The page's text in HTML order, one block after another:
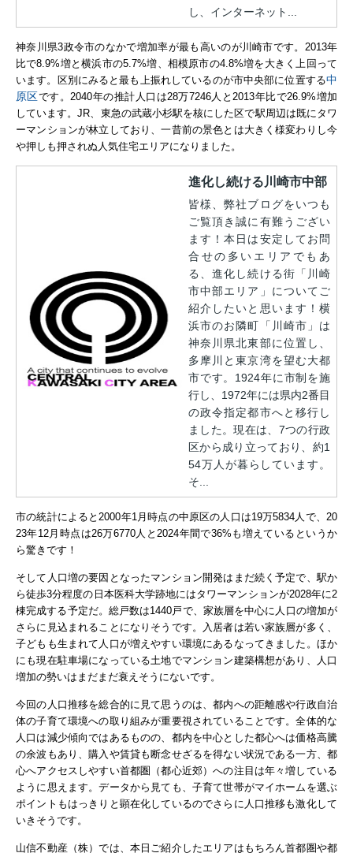
し、インターネット...
神奈川県3政令市のなかで増加率が最も高いのが川崎市です。2013年
比で8.9%増と横浜市の5.7%増、相模原市の4.8%増を大きく上回って
います。区別にみると最も上振れしているのが市中央部に位置する中
原区です。2040年の推計人口は28万7246人と2013年比で26.9%増加
しています。JR、東急の武蔵小杉駅を核にした区で駅周辺は既にタワ
ーマンションが林立しており、一昔前の景色とは大きく様変わりし今
や押しも押されぬ人気住宅エリアになりました。
進化し続ける川崎市中部
皆様、弊社ブログをいつも
ご覧頂き誠に有難うござい
ます！本日は安定してお問
合せの多いエリアでもあ
る、進化し続ける街「川崎
市中部エリア」についてご
紹介したいと思います！横
浜市のお隣町「川崎市」は
神奈川県北東部に位置し、
多摩川と東京湾を望む大都
市です。1924年に市制を施
行し、1972年には県内2番目
の政令指定都市へと移行し
ました。現在は、7つの行政
区から成り立っており、約1
54万人が暮らしています。
そ...
市の統計によると2000年1月時点の中原区の人口は19万5834人で、20
23年12月時点は26万6770人と2024年間で36%も増えているというか
ら驚きです！
そして人口増の要因となったマンション開発はまだ続く予定で、駅か
ら徒歩3分程度の日本医科大学跡地にはタワーマンションが2028年に2
棟完成する予定だ。総戸数は1440戸で、家族層を中心に人口の増加が
さらに見込まれることになりそうです。
入居者は若い家族層が多く、
子どもも生まれて人口が増えやすい環境にあるなってきました。ほか
にも現在駐車場になっている土地でマンション建築構想があり、人口
増加の勢いはまだまだ衰えそうにないです。
今回の人口推移を総合的に見て思うのは、都内への距離感や行政自治
体の子育て環境への取り組みが重要視されていることです。全体的な
人口は減少傾向ではあるものの、都内を中心とした都心へは価格高騰
の余波もあり、購入や賃貸も断念せざるを得ない状況である一方、都
心へアクセスしやすい首都圏（都心近郊）への注目は年々増している
ように思えます。データから見ても、子育て世帯がマイホームを選ぶ
ポイントもはっきりと顕在化しているのでさらに人口推移も激化して
いきそうです。
山信不動産（株）では、本日ご紹介したエリアはもちろん首都圏や都